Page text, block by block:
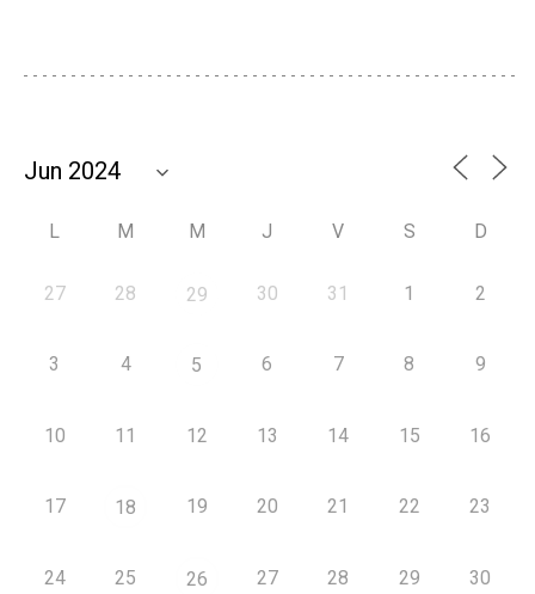
L M M J V S D
27 28 29 30 31 1 2
3 4 5 6 7 8 9
10 11 12 13 14 15 16
17 18 19 20 21 22 23
24 25 26 27 28 29 30